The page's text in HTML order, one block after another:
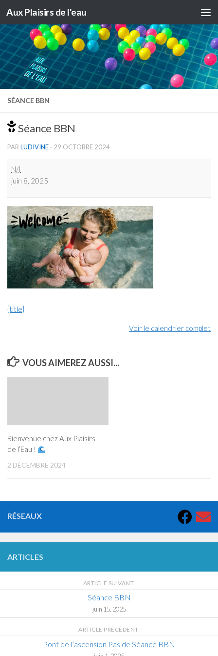
Skip to content
Aux Plaisirs de l'eau
SÉANCE BBN
Séance BBN
PARLUDIVINE · 29 OCTOBRE 2024
Séance
BBN
N/I
juin 8, 2025
{title}
Voir le calendrier complet
VOUS AIMEREZ AUSSI...
Bienvenue chez Aux Plaisirs
de l’Eau !
2 DÉCEMBRE 2024
RÉSEAUX
ARTICLES
ARTICLE SUIVANT
Séance BBN
juin 15, 2025
ARTICLE PRÉCÉDENT
Pont de l’ascension Pas de Séance BBN